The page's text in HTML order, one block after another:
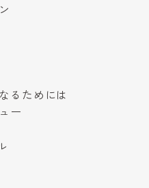
るためには
ー